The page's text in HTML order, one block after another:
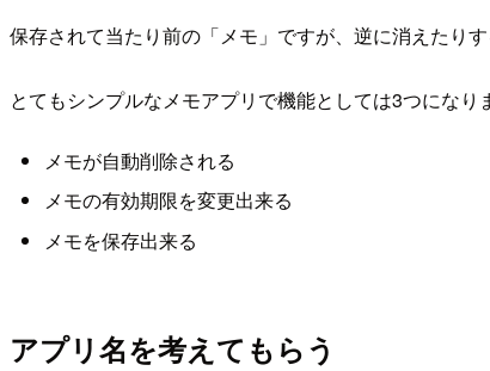
保存されて当たり前の「メモ」ですが、逆に消えたり
とてもシンプルなメモアプリで機能としては3つになり
メモが自動削除される
メモの有効期限を変更出来る
メモを保存出来る
アプリ名を考えてもらう